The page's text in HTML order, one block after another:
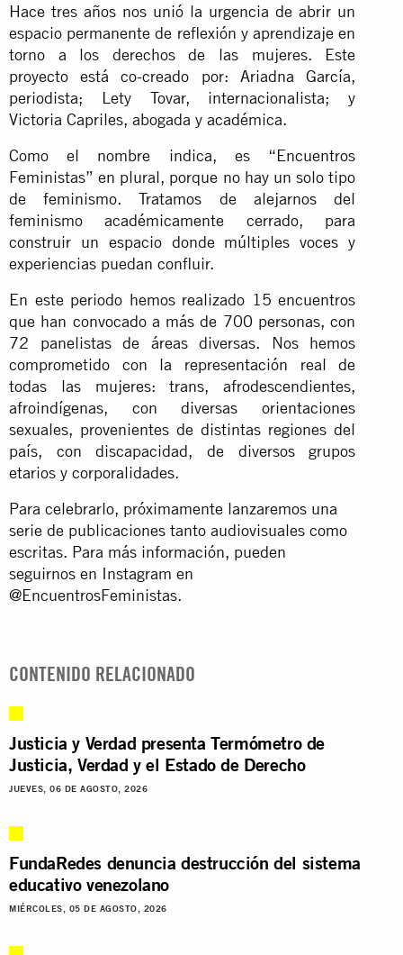
Hace tres años nos unió la urgencia de abrir un
espacio permanente de reflexión y aprendizaje en
torno a los derechos de las mujeres. Este
proyecto está co-creado por: Ariadna García,
periodista; Lety Tovar, internacionalista; y
Victoria Capriles, abogada y académica.
Como el nombre indica, es “Encuentros
Feministas” en plural, porque no hay un solo tipo
de feminismo. Tratamos de alejarnos del
feminismo académicamente cerrado, para
construir un espacio donde múltiples voces y
experiencias puedan confluir.
En este periodo hemos realizado 15 encuentros
que han convocado a más de 700 personas, con
72 panelistas de áreas diversas. Nos hemos
comprometido con la representación real de
todas las mujeres: trans, afrodescendientes,
afroindígenas, con diversas orientaciones
sexuales, provenientes de distintas regiones del
país, con discapacidad, de diversos grupos
etarios y corporalidades.
Para celebrarlo, próximamente lanzaremos una
serie de publicaciones tanto audiovisuales como
escritas. Para más información, pueden
seguirnos en Instagram en
@EncuentrosFeministas.
CONTENIDO RELACIONADO
Justicia y Verdad presenta Termómetro de
Justicia, Verdad y el Estado de Derecho
JUEVES, 06 DE AGOSTO, 2026
FundaRedes denuncia destrucción del sistema
educativo venezolano
MIÉRCOLES, 05 DE AGOSTO, 2026